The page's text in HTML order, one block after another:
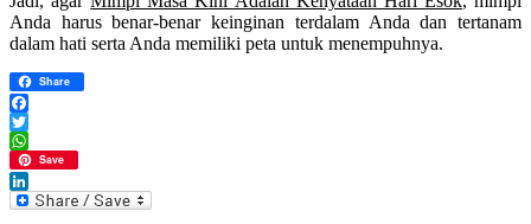
Anda harus benar-benar keinginan terdalam Anda dan tertanam
dalam hati serta Anda memiliki peta untuk menempuhnya.
Share
Facebook
Twitter
WhatsApp
Save
LinkedIn